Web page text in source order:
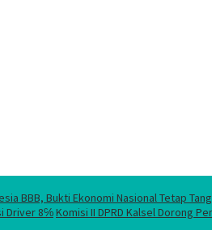
BBB, Bukti Ekonomi Nasional Tetap
Driver 8℅Komisi II DPRD Kalsel Dorong